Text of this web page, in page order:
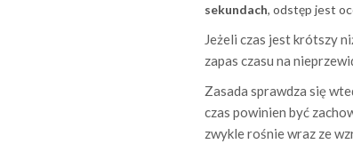
sekundach, odstęp jest
Jeżeli czas jest krótszy
zapas czasu na
Zasada sprawdza się
czas powinien być
zwykle rośnie wraz ze